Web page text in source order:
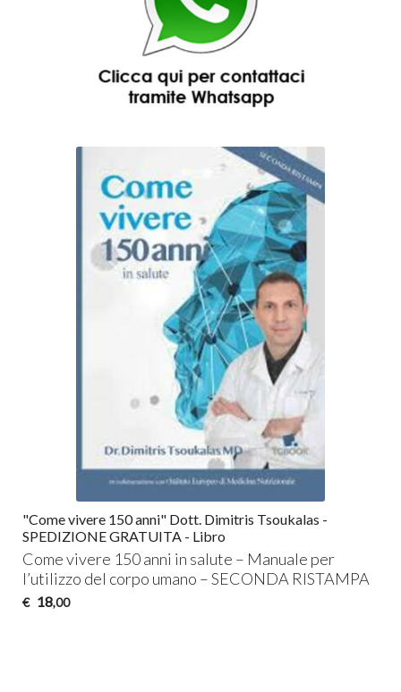
"Come vivere 150 anni" Dott. Dimitris Tsoukalas -
SPEDIZIONE GRATUITA - Libro
Come vivere 150 anni in salute – Manuale per
l’utilizzo del corpo umano –SECONDA RISTAMPA
€ 18,00